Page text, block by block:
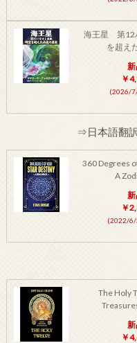
海王星 第12
を超え
￥
(2026/
⇒日本語翻
360 Degrees
A
￥
(2022/6/
The Holy
￥